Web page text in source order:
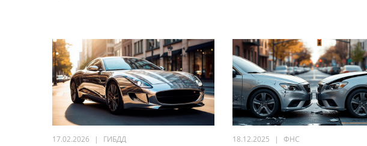
17.02.2026 ГИБДД 18.12.2025 ФНС